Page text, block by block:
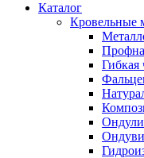
Каталог
Кровельные
Гибкая